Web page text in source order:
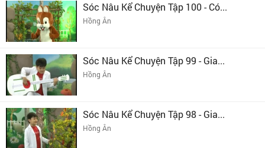
Sóc Nâu Kể Chuyện Tập 100 - Có...
Hồng Ân
Sóc Nâu Kể Chuyện Tập 99 - Gia...
Hồng Ân
Sóc Nâu Kể Chuyện Tập 98 - Gia...
Hồng Ân